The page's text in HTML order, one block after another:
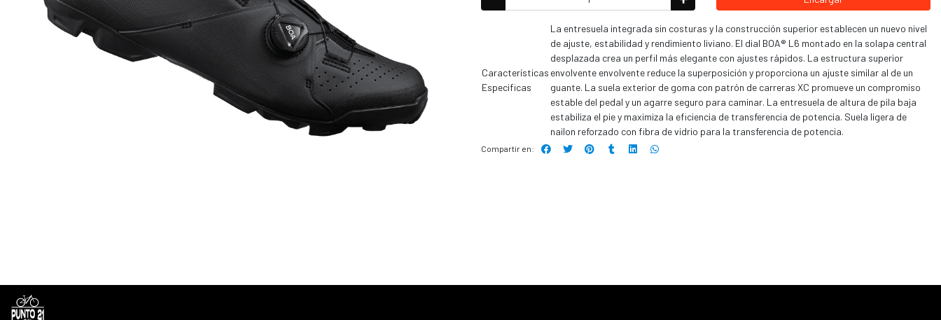
Características
Especificas
La entresuela integrada sin costuras y la construcción superior establecen un nuevo nivel
de ajuste, estabilidad y rendimiento liviano. El dial BOA® L6 montado en la solapa central
desplazada crea un perfil más elegante con ajustes rápidos. La estructura superior
envolvente envolvente reduce la superposición y proporciona un ajuste similar al de un
guante. La suela exterior de goma con patrón de carreras XC promueve un compromiso
estable del pedal y un agarre seguro para caminar. La entresuela de altura de pila baja
estabiliza el pie y maximiza la eficiencia de transferencia de potencia. Suela ligera de
nailon reforzado con fibra de vidrio para la transferencia de potencia.
Compartir en: